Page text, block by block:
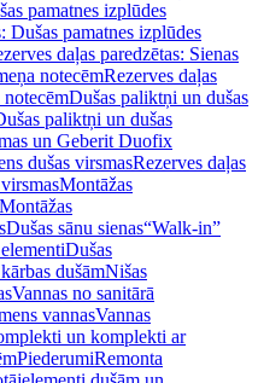
pamatnes izplūdes
Dušas pamatnes izplūdes
daļas paredzētas: Sienas
notecēmRezerves daļas
notecēmDušas paliktņi un dušas
paliktņi un dušas
un Geberit Duofix
dušas virsmasRezerves daļas
Montāžas
Dušas sānu sienas“Walk-in”
Dušas
dušāmNišas
Vannas no sanitārā
vannasVannas
un komplekti ar
PiederumiRemonta